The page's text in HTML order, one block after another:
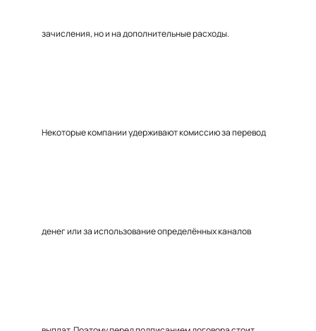
зачисления, но и на дополнительные расходы.
Некоторые компании удерживают комиссию за перевод
денег или за использование определённых каналов